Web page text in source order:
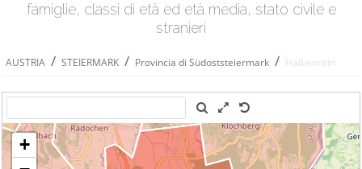
famiglie, classi di età ed età media, stato civile e
stranieri
AUSTRIA / STEIERMARK / Provincia di Südoststeiermark / Halbenrain